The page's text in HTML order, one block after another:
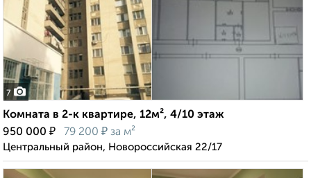
7
Комната в 2-к квартире, 12м², 4/10 этаж
950 000 ₽ 79 200 ₽ за м²
Центральный район, Новороссийская 22/17